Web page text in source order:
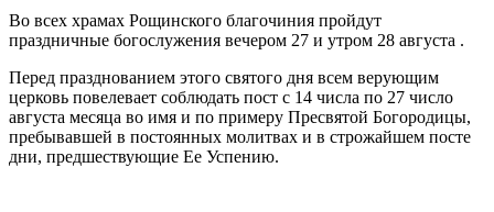
Во всех храмах Рощинского благочиния пройдут
праздничные богослужения вечером 27 и утром 28 августа .
Перед празднованием этого святого дня всем верующим
церковь повелевает соблюдать пост с 14 числа по 27 число
августа месяца во имя и по примеру Пресвятой Богородицы,
пребывавшей в постоянных молитвах и в строжайшем посте
дни, предшествующие Ее Успению.